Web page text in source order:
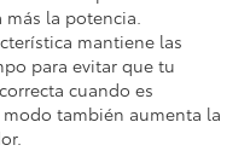
la potencia.
mantiene las
para evitar que tu
cuando es
también aumenta la